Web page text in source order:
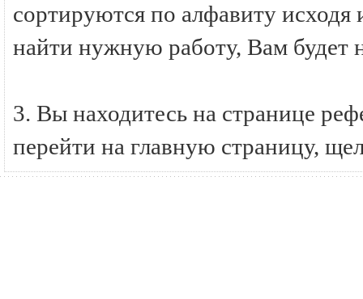
сортируются по алфавиту исходя
найти нужную работу, Вам будет
3. Вы находитесь на странице
перейти на главную страницу,